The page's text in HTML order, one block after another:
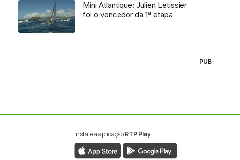
Mini Atlantique: Julien Letissier
foi o vencedor da 1ª etapa
PUB
Instale a aplicaçãoRTP Play